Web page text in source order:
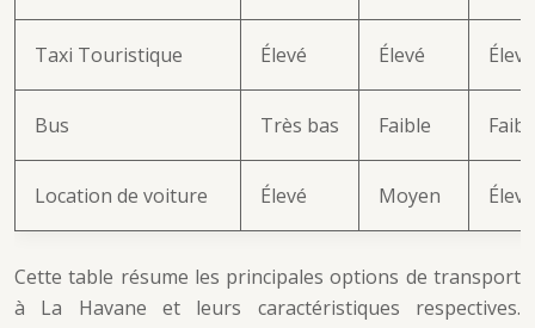
Taxi Touristique Élevé Élevé Élevé
Bus Très bas Faible
Location de voiture Élevé Moyen Élevé
Cette table résume les principales options de transport
à La Havane et leurs caractéristiques respectives.